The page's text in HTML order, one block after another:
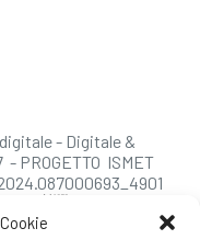
- Digitale &
PROGETTO ISMET